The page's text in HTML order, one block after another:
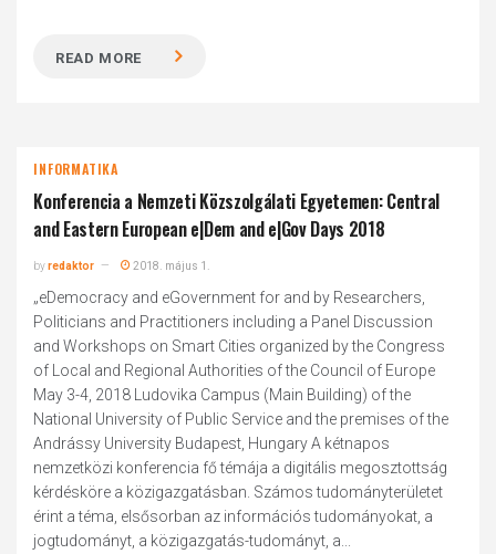
READ MORE
INFORMATIKA
Konferencia a Nemzeti Közszolgálati Egyetemen: Central
and Eastern European e|Dem and e|Gov Days 2018
byredaktor 2018. május 1.
„eDemocracy and eGovernment for and by Researchers,
Politicians and Practitioners including a Panel Discussion
and Workshops on Smart Cities organized by the Congress
of Local and Regional Authorities of the Council of Europe
May 3-4, 2018 Ludovika Campus (Main Building) of the
National University of Public Service and the premises of the
Andrássy University Budapest, Hungary A kétnapos
nemzetközi konferencia fő témája a digitális megosztottság
kérdésköre a közigazgatásban. Számos tudományterületet
érint a téma, elsősorban az információs tudományokat, a
jogtudományt, a közigazgatás-tudományt, a...